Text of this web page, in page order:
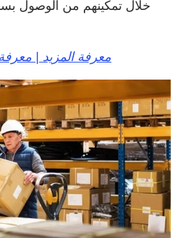
خلال تمكينهم من الوصول
معرفة المزيد |